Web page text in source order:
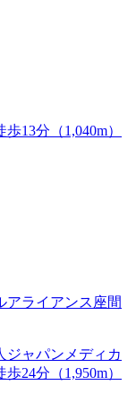
13分（1,040m）
ジャパンメディカ
24分（1,950m）